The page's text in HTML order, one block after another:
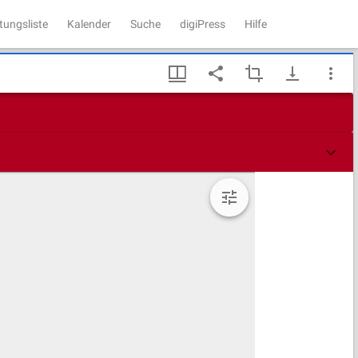
Kalender Suche digiPress Hilfe